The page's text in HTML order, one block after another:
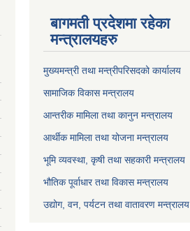
बागमती प्रदेशमा रहेका
मन्त्रालयहरु
मुख्यमन्त्री तथा मन्त्रीपरिसदको कार्यालय
सामाजिक विकास मन्त्रालय
आन्तरीक मामिला तथा कानुन मन्त्रालय
आर्थीक मामिला तथा योजना मन्त्रालय
भूमि व्यवस्था, कृषी तथा सहकारी मन्त्रालय
भौतिक पूर्वाधार तथा विकास मन्त्रालय
उद्योग, वन, पर्यटन तथा वातावरण मन्त्रालय